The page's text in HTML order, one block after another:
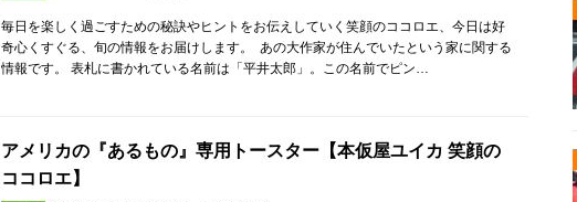
毎日を楽しく過ごすための秘訣やヒントをお伝えしていく笑顔のココロエ、今日は好
奇心くすぐる、旬の情報をお届けします。 あの大作家が住んでいたという家に関する
情報です。 表札に書かれている名前は「平井太郎」。この名前でピン…
アメリカの『あるもの』専用トースター【本仮屋ユイカ 笑顔の
ココロエ】